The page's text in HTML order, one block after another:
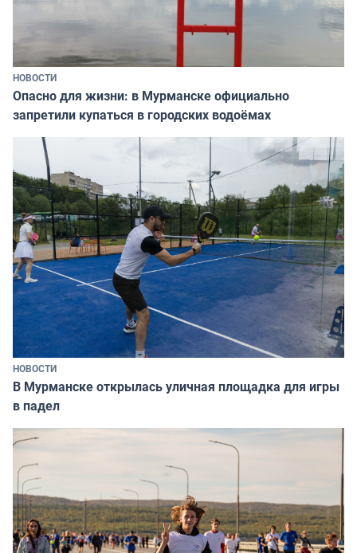
НОВОСТИ
Опасно для жизни: в Мурманске официально
запретили купаться в городских водоёмах
НОВОСТИ
В Мурманске открылась уличная площадка для игры
в падел